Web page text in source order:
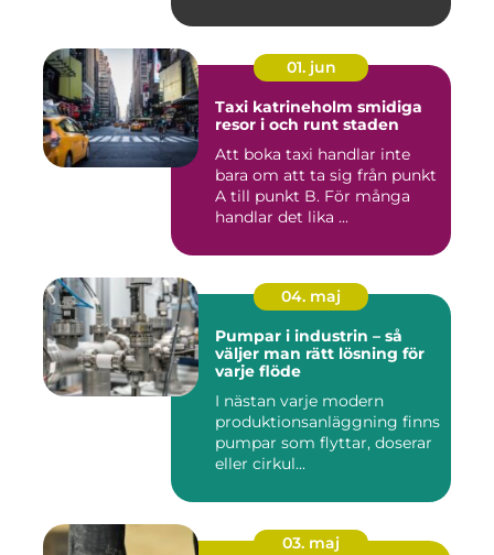
01. jun
Taxi katrineholm smidiga
resor i och runt staden
Att boka taxi handlar inte
bara om att ta sig från punkt
A till punkt B. För många
handlar det lika ...
04. maj
Pumpar i industrin – så
väljer man rätt lösning för
varje flöde
I nästan varje modern
produktionsanläggning finns
pumpar som flyttar, doserar
eller cirkul...
03. maj